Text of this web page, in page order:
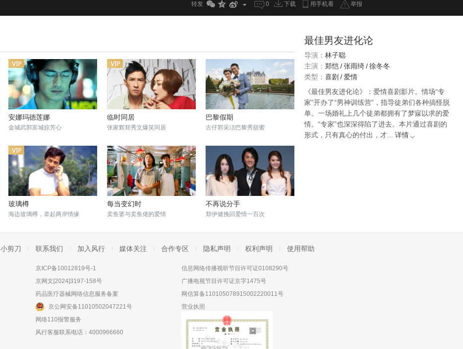
转发 0 下载 用手机看 举报
安娜玛德莲娜
金城武郭富城掠芳心
临时同居
张家辉郑秀文爆笑同居
巴黎假期
古仔郭采洁巴黎秀甜蜜
玻璃樽
海边玻璃樽，牵起两岸情缘
每当变幻时
卖鱼婆与卖鱼佬的爱情
不再说分手
郑伊健挽回爱情一百次
最佳男友进化论
导演： 林子聪
主演： 郑恺/张雨绮/徐冬冬
类型： 喜剧 / 爱情
《最佳男友进化论》：爱情喜剧影片。情场“专
家”开办了“男神训练营”，指导徒弟们各种搞怪脱
单。一场婚礼上几个徒弟都拥有了梦寐以求的爱
情。“专家”也深深得陷了进去。本片通过喜剧的
形式，只有真心的付出，才...
详情
小剪刀 联系我们 加入风行 媒体关注 合作专区 隐私声明 权利声明 使用帮助
京ICP备10012819号-1
京网文[2024]3197-158号
药品医疗器械网络信息服务备案
京公网安备11010502047221号
网络110报警服务
风行客服联系电话：4000966660
信息网络传播视听节目许可证0108290号
广播电视节目许可证京字1475号
网信算备110105078915002220011号
营业执照